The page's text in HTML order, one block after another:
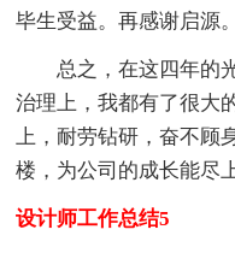
毕生受益。再感谢启源。
总之，在这四年的光
治理上，我都有了很大
上，耐劳钻研，奋不
楼，为公司的成长能尽
设计师工作总结5